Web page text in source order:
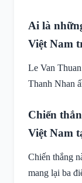
Ai là
Việt Nam
Le Van
Thanh Nhan
Chiến
Việt Nam
Chiến thắng
mang lại ba